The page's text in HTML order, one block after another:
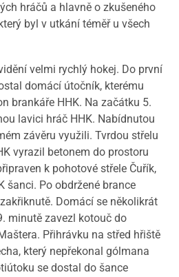
hráčů a hlavně o zkušeného
byl v utkání téměř u všech
velmi rychlý hokej. Do první
domácí útočník, kterému
brankáře HHK. Na začátku 5.
lavici hráč HHK. Nabídnutou
závěru využili. Tvrdou střelu
vyrazil betonem do prostoru
k pohotové střele Čuřík,
šanci. Po obdržené brance
Domácí se několikrát
minutě zavezl kotouč do
Přihrávku na střed hřiště
který nepřekonal gólmana
se dostal do šance